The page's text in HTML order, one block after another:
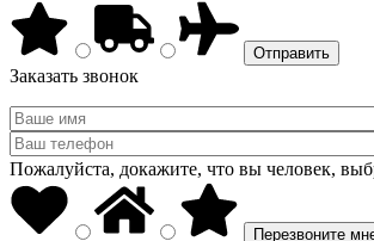
Заказать звонок
Пожалуйста, докажите, что вы человек,